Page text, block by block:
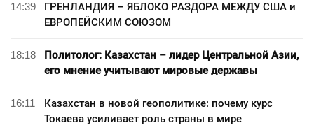
14:39
ГРЕНЛАНДИЯ – ЯБЛОКО РАЗДОРА МЕЖДУ США и
ЕВРОПЕЙСКИМ СОЮЗОМ
18:18
Политолог: Казахстан – лидер Центральной Азии,
его мнение учитывают мировые державы
16:11
Казахстан в новой геополитике: почему курс
Токаева усиливает роль страны в мире